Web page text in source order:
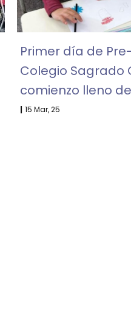
Primer día de
Colegio Sagrado
comienzo lleno
| 15 Mar, 25